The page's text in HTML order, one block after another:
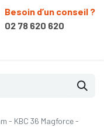
Besoin d’un conseil ?
02 78 620 620
- KBC 36 Magforce -